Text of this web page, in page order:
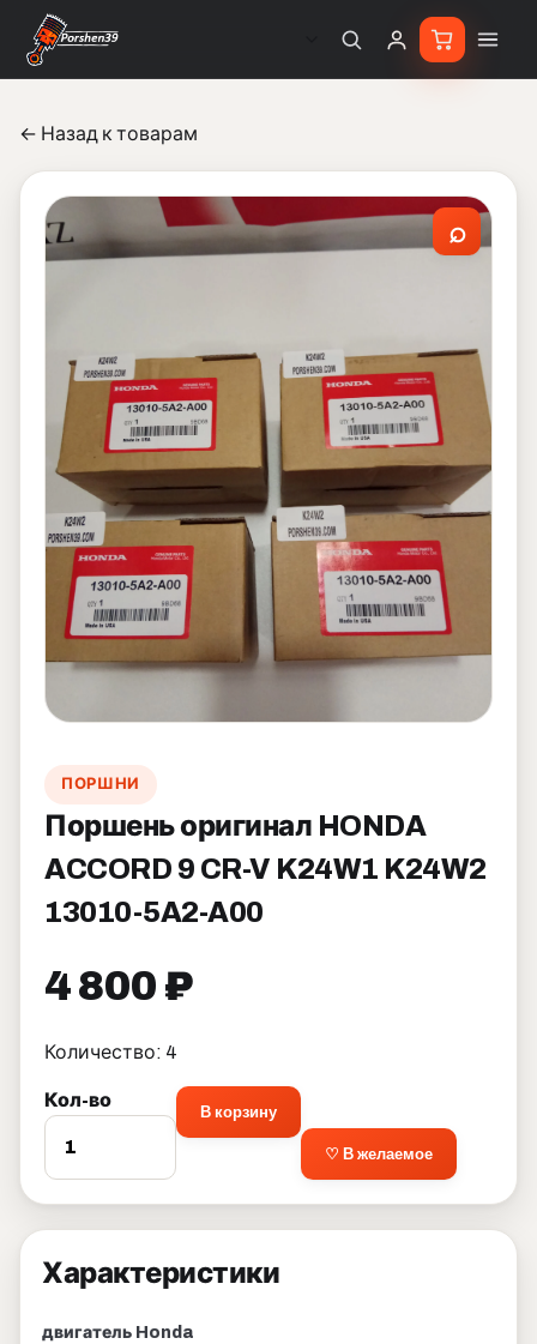
← Назад к товарам
⌕
ПОРШНИ
Поршень оригинал HONDA
ACCORD 9 CR-V K24W1 K24W2
13010-5A2-A00
4 800 ₽
Количество: 4
Кол-во
В корзину
♡ В желаемое
Характеристики
двигатель Honda